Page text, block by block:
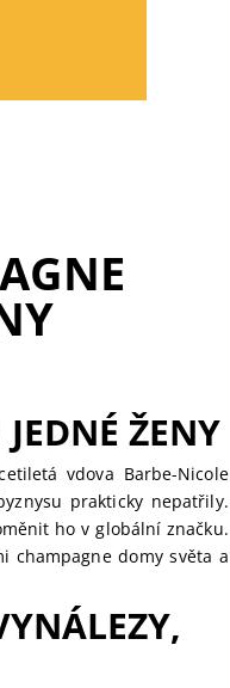
ŽENY
vdova Barbe-Nicole
prakticky nepatřily.
ho v globální značku.
champagne domy světa a